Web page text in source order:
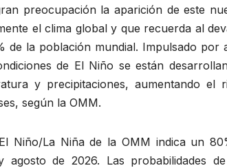
preocupación la aparición de este
el clima global y que recuerda al
de la población mundial. Impulsado por
de El Niño se están
y precipitaciones, aumentando el
según la OMM.
Niño/La Niña de la OMM indica un
de 2026. Las probabilidades